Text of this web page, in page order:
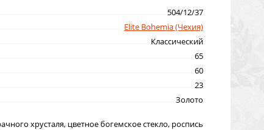
504/12/37
Elite Bohemia (Чехия)
Классический
65
60
23
Золото
хрусталя, цветное богемское стекло, роспись